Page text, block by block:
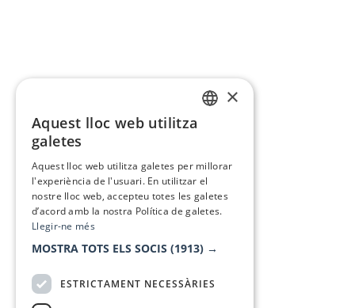
×
Aquest lloc web utilitza
galetes
Aquest lloc web utilitza galetes per millorar
l'experiència de l'usuari. En utilitzar el
nostre lloc web, accepteu totes les galetes
d’acord amb la nostra Política de galetes.
Llegir-ne més
MOSTRA TOTS ELS SOCIS (1913) →
ESTRICTAMENT NECESSÀRIES